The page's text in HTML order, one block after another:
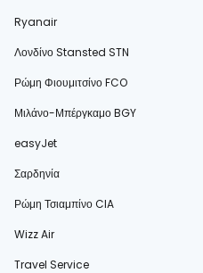
Ryanair
Λονδίνο Stansted STN
Ρώμη Φιουμιτσίνο FCO
Μιλάνο-Μπέργκαμο BGY
easyJet
Σαρδηνία
Ρώμη Τσιαμπίνο CIA
Wizz Air
Travel Service